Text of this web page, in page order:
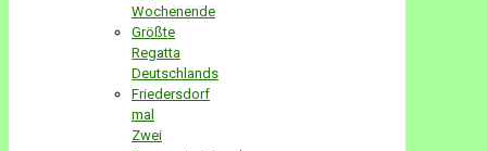
Wochenende
Größte
Regatta
Deutschlands
Friedersdorf
mal
Zwei